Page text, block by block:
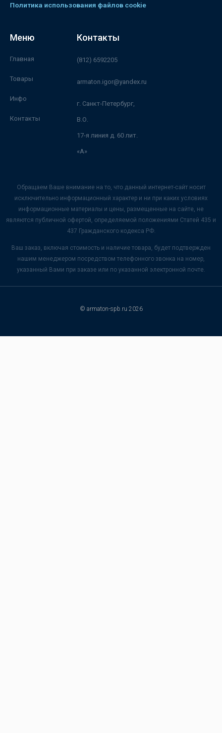
Политика использования файлов cookie
Меню
Главная
Товары
Инфо
Контакты
Контакты
(812) 6592205
armaton.igor@yandex.ru
г. Санкт-Петербург,
В.О.
17-я линия д. 60 лит.
«А»
Обращаем Ваше внимание на то, что данный интернет-сайт носит
исключительно информационный характер и ни при каких условиях
информационные материалы и цены, размещенные на сайте, не
являются публичной офертой, определяемой положениями Статей 435 и
437 Гражданского кодекса РФ.
Ваш заказ, включая стоимость и наличие товара, будет подтвержден
нашим менеджером посредством телефонного звонка на номер,
указанный Вами при заказе или по указанной электронной почте.
© armaton-spb.ru 2026